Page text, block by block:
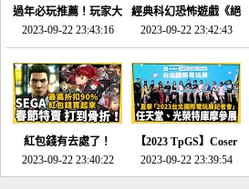
過年必玩推薦！玩家大
推的JRPG神作《神之
天平》介紹！-電玩宅
速配20230126
2023-09-22 23:43:16
經典科幻恐怖遊戲《絕
命異次元 重製版》重
回「石村號」的恐懼體
驗-電玩宅速配
20230125
2023-09-22 23:42:43
紅包錢有去處了！
SEGA春節特賣 超過85
款遊戲打到骨折-電玩
2023-09-22 23:40:22
【2023 TpGS】Coser
和Show Girl搶先看！
直擊展前記者會-電玩
2023-09-22 23:39:54